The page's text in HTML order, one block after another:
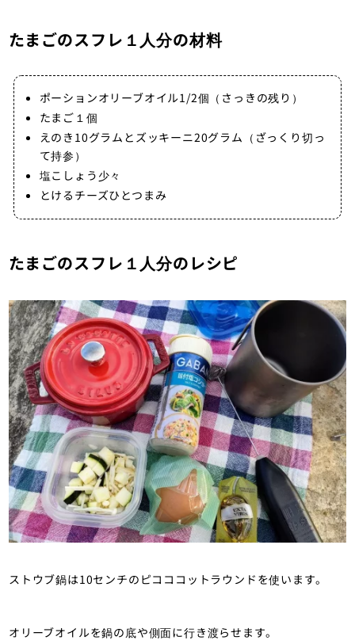
たまごのスフレ１人分の材料
ポーションオリーブオイル1/2個（さっきの残り）
たまご１個
えのき10グラムとズッキーニ20グラム（ざっくり切っ
て持参）
塩こしょう少々
とけるチーズひとつまみ
たまごのスフレ１人分のレシピ
ストウブ鍋は10センチのピコココットラウンドを使います。
オリーブオイルを鍋の底や側面に行き渡らせます。